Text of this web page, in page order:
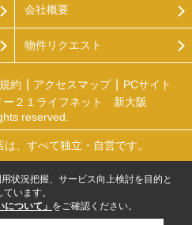
会社概要
物件リクエスト
約 アクセスマップ
PCサイト
ー２１ライフネット 新大阪
reserved.
、すべて独立・自営です。
状況把握、サービス向上検討を目的と
います。
について」 をご確認ください。